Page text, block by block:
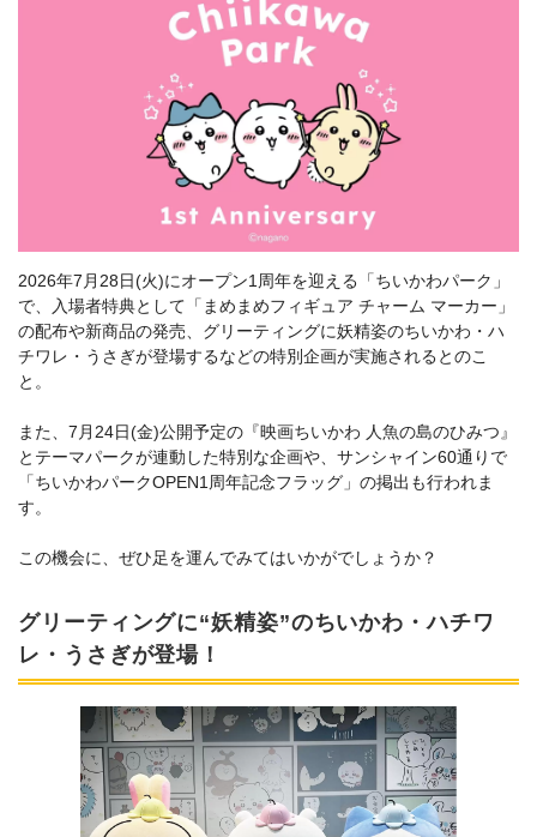
2026年7月28日(火)にオープン1周年を迎える「ちいかわパーク」
で、入場者特典として「まめまめフィギュア チャーム マーカー」
の配布や新商品の発売、グリーティングに妖精姿のちいかわ・ハ
チワレ・うさぎが登場するなどの特別企画が実施されるとのこ
と。
また、7月24日(金)公開予定の『映画ちいかわ 人魚の島のひみつ』
とテーマパークが連動した特別な企画や、サンシャイン60通りで
「ちいかわパークOPEN1周年記念フラッグ」の掲出も行われま
す。
この機会に、ぜひ足を運んでみてはいかがでしょうか？
グリーティングに“妖精姿”のちいかわ・ハチワ
レ・うさぎが登場！